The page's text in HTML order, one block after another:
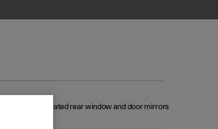
of the heated rear window and door mirrors